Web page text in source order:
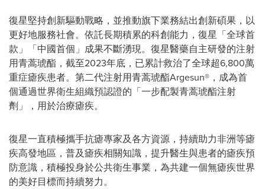
復星堅持創新驅動戰略，並推動旗下業務結出創新碩果，以
更好地服務社會。依託長期積累的科創能力，復星「全球首
款」「中國首個」成果不斷湧現。復星醫藥自主研發的注射
用青蒿琥酯，截至2023年底，已累計救治了全球超6,800萬
重症瘧疾患者。第二代注射用青蒿琥酯Argesun®，成為首
個通過世界衛生組織預認證的「一步配製青蒿琥酯注射
劑」，用於治療瘧疾。
復星一直積極攜手抗瘧專家及各方資源，持續助力非洲等瘧
疾高發地區，普及瘧疾相關知識，提升醫生與患者的瘧疾預
防意識，積極投身於公共衛生事業，為共建一個無瘧疾世界
的美好目標而持續努力。